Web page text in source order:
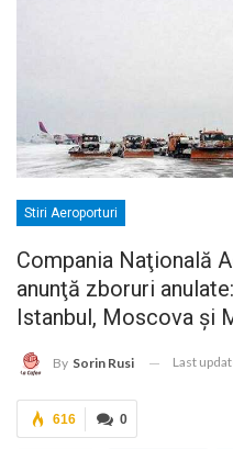
Stiri Aeroporturi
Compania Naţională
anunţă zboruri
Istanbul, Moscova şi
By Sorin Rusi Last
0
616